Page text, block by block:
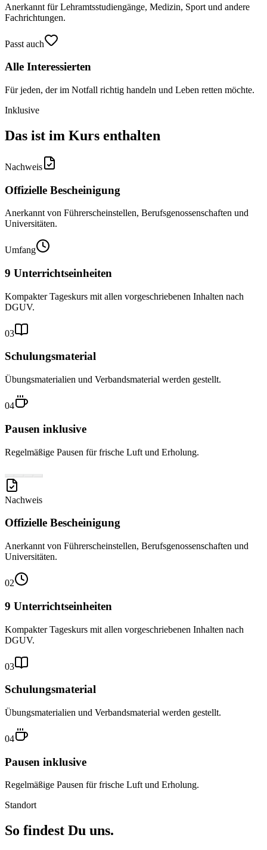
Anerkannt für Lehramtsstudiengänge, Medizin, Sport und andere
Fachrichtungen.
Passt auch
Alle Interessierten
Für jeden, der im Notfall richtig handeln und Leben retten möchte.
Inklusive
Das ist im Kurs enthalten
Nachweis
Offizielle Bescheinigung
Anerkannt von Führerscheinstellen, Berufsgenossenschaften und
Universitäten.
Umfang
9 Unterrichtseinheiten
Kompakter Tageskurs mit allen vorgeschriebenen Inhalten nach
DGUV.
03
Schulungsmaterial
Übungsmaterialien und Verbandsmaterial werden gestellt.
04
Pausen inklusive
Regelmäßige Pausen für frische Luft und Erholung.
Nachweis
Offizielle Bescheinigung
Anerkannt von Führerscheinstellen, Berufsgenossenschaften und
Universitäten.
02
9 Unterrichtseinheiten
Kompakter Tageskurs mit allen vorgeschriebenen Inhalten nach
DGUV.
03
Schulungsmaterial
Übungsmaterialien und Verbandsmaterial werden gestellt.
04
Pausen inklusive
Regelmäßige Pausen für frische Luft und Erholung.
Standort
So findest Du uns.